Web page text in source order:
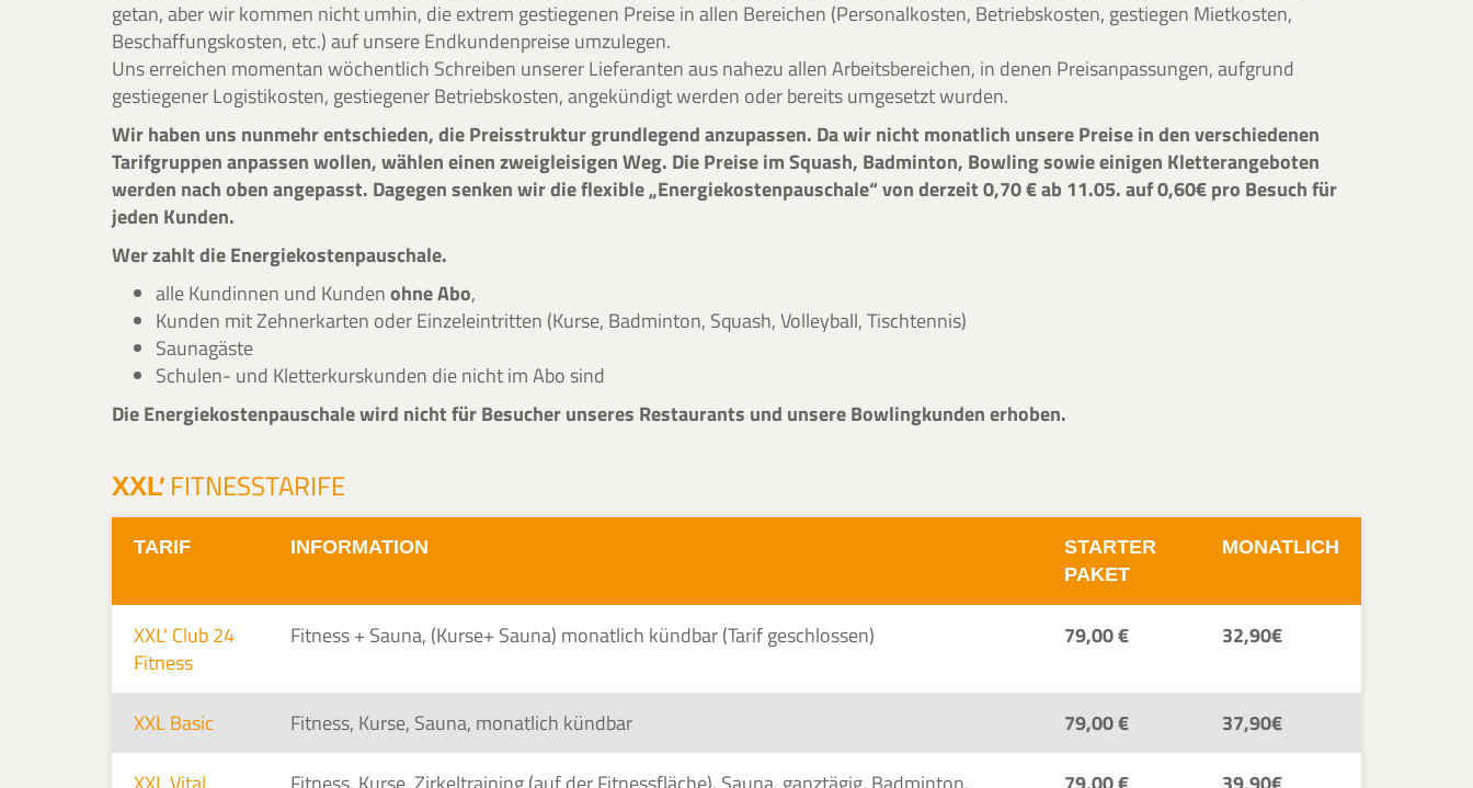
getan, aber wir kommen nicht umhin, die extrem gestiegenen Preise in allen Bereichen (Personalkosten, Betriebskosten, gestiegen Mietkosten,
Beschaffungskosten, etc.) auf unsere Endkundenpreise umzulegen.
Uns erreichen momentan wöchentlich Schreiben unserer Lieferanten aus nahezu allen Arbeitsbereichen, in denen Preisanpassungen, aufgrund
gestiegener Logistikosten, gestiegener Betriebskosten, angekündigt werden oder bereits umgesetzt wurden.
Wir haben uns nunmehr entschieden, die Preisstruktur grundlegend anzupassen. Da wir nicht monatlich unsere Preise in den verschiedenen
Tarifgruppen anpassen wollen, wählen einen zweigleisigen Weg. Die Preise im Squash, Badminton, Bowling sowie einigen Kletterangeboten
werden nach oben angepasst. Dagegen senken wir die flexible „Energiekostenpauschale“ von derzeit 0,70 € ab 11.05. auf 0,60€ pro Besuch für
jeden Kunden.
Wer zahlt die Energiekostenpauschale.
alle Kundinnen und Kundenohne Abo,
Kunden mit Zehnerkarten oder Einzeleintritten (Kurse, Badminton, Squash, Volleyball, Tischtennis)
Saunagäste
Schulen- und Kletterkurskunden die nicht im Abo sind
Die Energiekostenpauschale wird nicht für Besucher unseres Restaurants und unsere Bowlingkunden erhoben.
XXL
'FITNESSTARIFE
TARIF INFORMATION
STARTER
PAKET
MONATLICH
XXL' Club 24
Fitness
Fitness + Sauna, (Kurse+ Sauna) monatlich kündbar (Tarif geschlossen) 79,00 € 32,90€
XXL Basic Fitness, Kurse, Sauna, monatlich kündbar 79,00 € 37,90€